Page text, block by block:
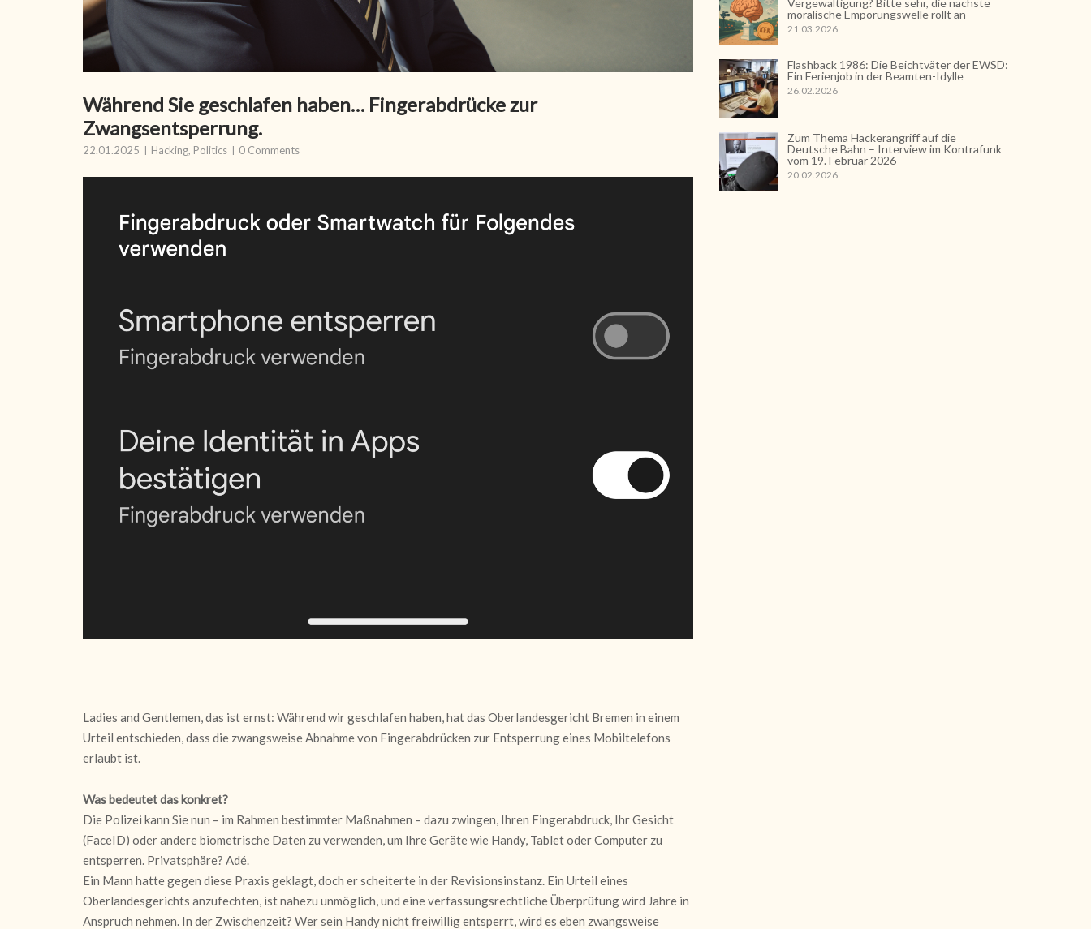
Während Sie geschlafen haben… Fingerabdrücke zur
Zwangsentsperrung.
22.01.2025 Hacking, Politics 0 Comments
Ladies and Gentlemen, das ist ernst: Während wir geschlafen haben, hat das Oberlandesgericht Bremen in einem
Urteil entschieden, dass die zwangsweise Abnahme von Fingerabdrücken zur Entsperrung eines Mobiltelefons
erlaubt ist.
Was bedeutet das konkret?
Die Polizei kann Sie nun – im Rahmen bestimmter Maßnahmen – dazu zwingen, Ihren Fingerabdruck, Ihr Gesicht
(FaceID) oder andere biometrische Daten zu verwenden, um Ihre Geräte wie Handy, Tablet oder Computer zu
entsperren. Privatsphäre? Adé.
Ein Mann hatte gegen diese Praxis geklagt, doch er scheiterte in der Revisionsinstanz. Ein Urteil eines
Oberlandesgerichts anzufechten, ist nahezu unmöglich, und eine verfassungsrechtliche Überprüfung wird Jahre in
Anspruch nehmen. In der Zwischenzeit? Wer sein Handy nicht freiwillig entsperrt, wird es eben zwangsweise
moralische Empörungswelle rollt an
21.03.2026
Flashback 1986: Die Beichtväter der EWSD:
Ein Ferienjob in der Beamten-Idylle
26.02.2026
Zum Thema Hackerangriff auf die
Deutsche Bahn – Interview im Kontrafunk
vom 19. Februar 2026
20.02.2026